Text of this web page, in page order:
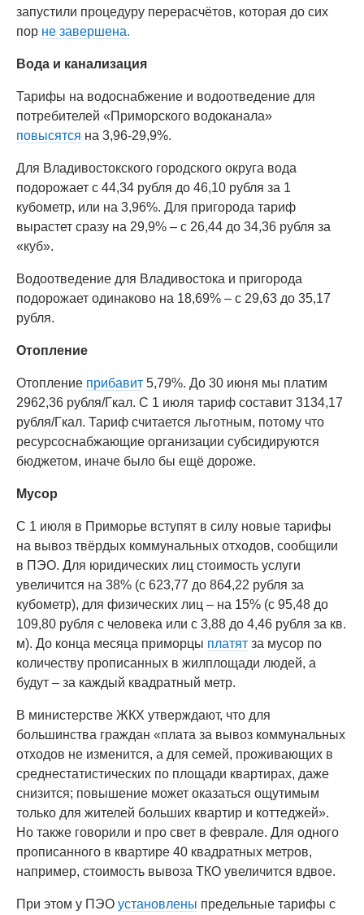
запустили процедуру перерасчётов, которая до сих
пор не завершена.
Вода и канализация
Тарифы на водоснабжение и водоотведение для
потребителей «Приморского водоканала»
повысятся на 3,96-29,9%.
Для Владивостокского городского округа вода
подорожает с 44,34 рубля до 46,10 рубля за 1
кубометр, или на 3,96%. Для пригорода тариф
вырастет сразу на 29,9% – с 26,44 до 34,36 рубля за
«куб».
Водоотведение для Владивостока и пригорода
подорожает одинаково на 18,69% – с 29,63 до 35,17
рубля.
Отопление
Отопление прибавит 5,79%. До 30 июня мы платим
2962,36 рубля/Гкал. С 1 июля тариф составит 3134,17
рубля/Гкал. Тариф считается льготным, потому что
ресурсоснабжающие организации субсидируются
бюджетом, иначе было бы ещё дороже.
Мусор
С 1 июля в Приморье вступят в силу новые тарифы
на вывоз твёрдых коммунальных отходов, сообщили
в ПЭО. Для юридических лиц стоимость услуги
увеличится на 38% (с 623,77 до 864,22 рубля за
кубометр), для физических лиц – на 15% (с 95,48 до
109,80 рубля с человека или с 3,88 до 4,46 рубля за кв.
м). До конца месяца приморцы платят за мусор по
количеству прописанных в жилплощади людей, а
будут – за каждый квадратный метр.
В министерстве ЖКХ утверждают, что для
большинства граждан «плата за вывоз коммунальных
отходов не изменится, а для семей, проживающих в
среднестатистических по площади квартирах, даже
снизится; повышение может оказаться ощутимым
только для жителей больших квартир и коттеджей».
Но также говорили и про свет в феврале. Для одного
прописанного в квартире 40 квадратных метров,
например, стоимость вывоза ТКО увеличится вдвое.
При этом у ПЭО установлены предельные тарифы с